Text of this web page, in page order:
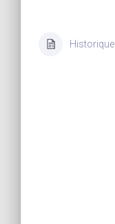
Historique